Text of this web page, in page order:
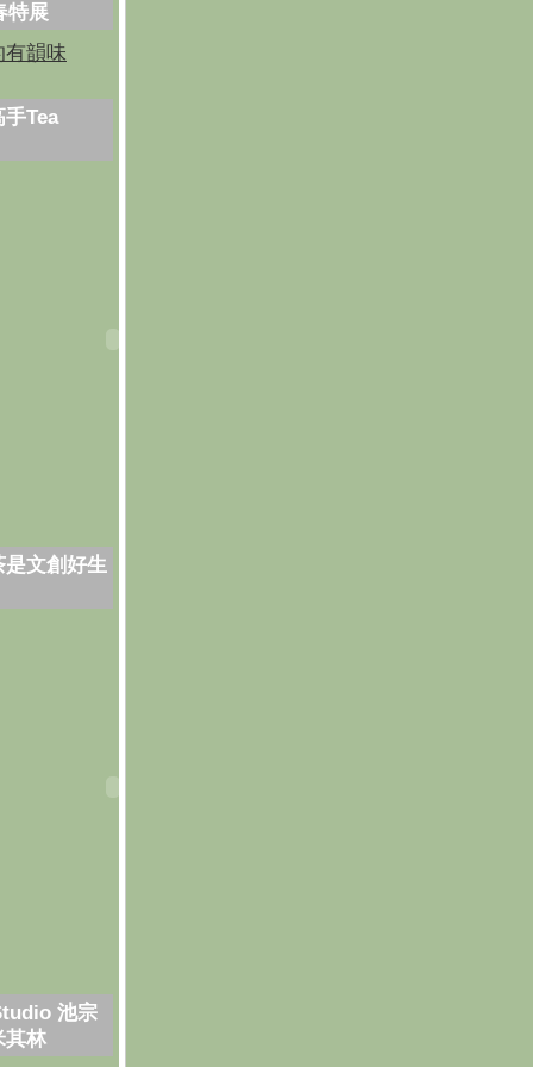
特展
有韻味
Tea
文創好生
池宗
其林